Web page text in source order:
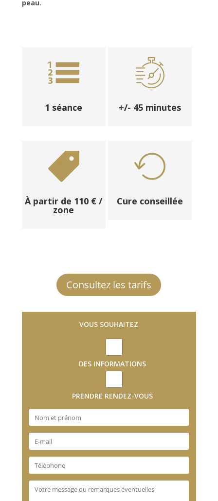
peau.
1 séance +/- 45 minutes
À partir de 110 € /
zone
Cure conseillée
Consultez les tarifs
VOUS SOUHAITEZ
DES INFORMATIONS
PRENDRE RENDEZ-VOUS